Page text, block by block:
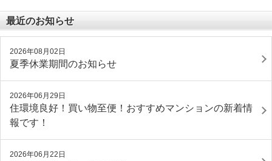
最近のお知らせ
2026年08月02日
夏季休業期間のお知らせ
2026年06月29日
住環境良好！買い物至便！おすすめマンションの新着情
報です！
2026年06月22日